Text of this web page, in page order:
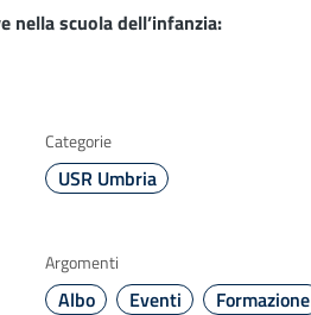
nella scuola dell’infanzia:
Categorie
USR Umbria
Argomenti
Albo Eventi
Formazione